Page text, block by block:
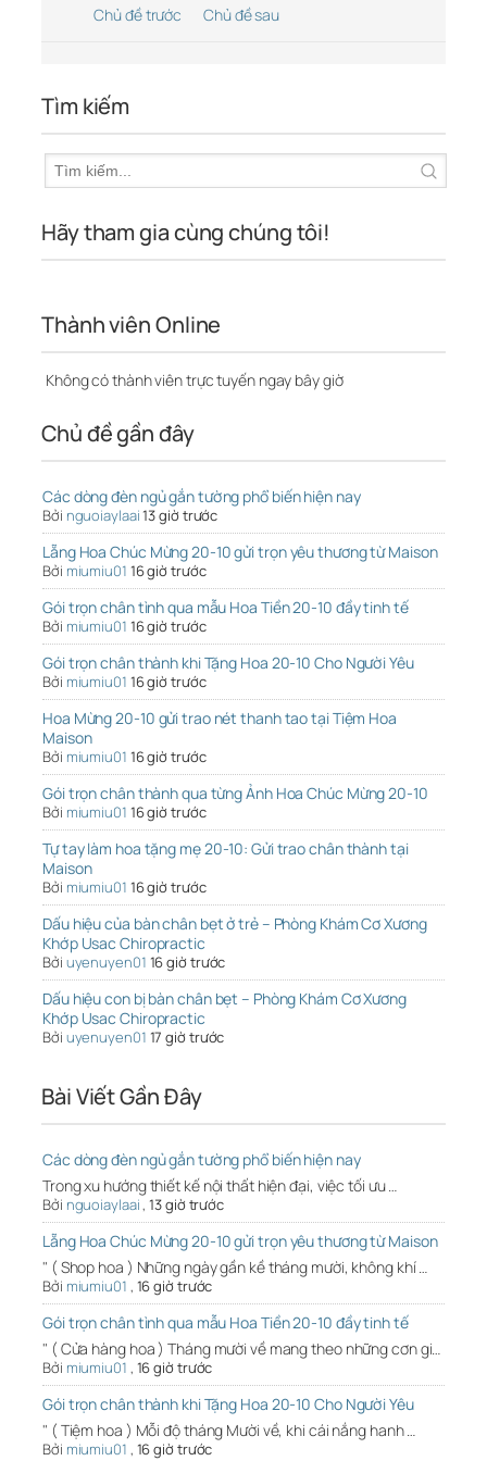
Chủ đề trước Chủ đề sau
Tìm kiếm
Hãy tham gia cùng chúng tôi!
Thành viên Online
Không có thành viên trực tuyến ngay bây giờ
Chủ đề gần đây
Các dòng đèn ngủ gắn tường phổ biến hiện nay
Bởi nguoiaylaai13 giờ trước
Lẵng Hoa Chúc Mừng 20-10 gửi trọn yêu thương từ Maison
Bởi miumiu01 16 giờ trước
Gói trọn chân tình qua mẫu Hoa Tiền 20-10 đầy tinh tế
Bởi miumiu01 16 giờ trước
Gói trọn chân thành khi Tặng Hoa 20-10 Cho Người Yêu
Bởi miumiu01 16 giờ trước
Hoa Mừng 20-10 gửi trao nét thanh tao tại Tiệm Hoa
Maison
Bởi miumiu01 16 giờ trước
Gói trọn chân thành qua từng Ảnh Hoa Chúc Mừng 20-10
Bởi miumiu01 16 giờ trước
Tự tay làm hoa tặng mẹ 20-10: Gửi trao chân thành tại
Maison
Bởi miumiu01 16 giờ trước
Dấu hiệu của bàn chân bẹt ở trẻ – Phòng Khám Cơ Xương
Khớp Usac Chiropractic
Bởi uyenuyen01 16 giờ trước
Dấu hiệu con bị bàn chân bẹt – Phòng Khám Cơ Xương
Khớp Usac Chiropractic
Bởi uyenuyen01 17 giờ trước
Bài Viết Gần Đây
Các dòng đèn ngủ gắn tường phổ biến hiện nay
Trong xu hướng thiết kế nội thất hiện đại, việc tối ưu …
Bởi nguoiaylaai,13 giờ trước
Lẵng Hoa Chúc Mừng 20-10 gửi trọn yêu thương từ Maison
" ( Shop hoa ) Những ngày gần kề tháng mười, không khí …
Bởi miumiu01 , 16 giờ trước
Gói trọn chân tình qua mẫu Hoa Tiền 20-10 đầy tinh tế
" ( Cửa hàng hoa ) Tháng mười về mang theo những cơn gi…
Bởi miumiu01 , 16 giờ trước
Gói trọn chân thành khi Tặng Hoa 20-10 Cho Người Yêu
" ( Tiệm hoa ) Mỗi độ tháng Mười về, khi cái nắng hanh …
Bởi miumiu01 , 16 giờ trước